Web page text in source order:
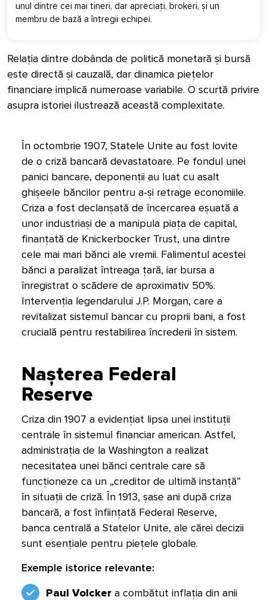
unul dintre cei mai tineri, dar apreciați, brokeri, și un
membru de bază a întregii echipei.
Relația dintre dobânda de politică monetară și bursă
este directă și cauzală, dar dinamica piețelor
financiare implică numeroase variabile. O scurtă privire
asupra istoriei ilustrează această complexitate.
În octombrie 1907, Statele Unite au fost lovite
de o criză bancară devastatoare. Pe fondul unei
panici bancare, deponenții au luat cu asalt
ghișeele băncilor pentru a-și retrage economiile.
Criza a fost declanșată de încercarea eșuată a
unor industriași de a manipula piața de capital,
finanțată de Knickerbocker Trust, una dintre
cele mai mari bănci ale vremii. Falimentul acestei
bănci a paralizat întreaga țară, iar bursa a
înregistrat o scădere de aproximativ 50%.
Intervenția legendarului J.P. Morgan, care a
revitalizat sistemul bancar cu proprii bani, a fost
crucială pentru restabilirea încrederii în sistem.
Nașterea Federal
Reserve
Criza din 1907 a evidențiat lipsa unei instituții
centrale în sistemul financiar american. Astfel,
administrația de la Washington a realizat
necesitatea unei bănci centrale care să
funcționeze ca un „creditor de ultimă instanță”
în situații de criză. În 1913, șase ani după criza
bancară, a fost înființată Federal Reserve,
banca centrală a Statelor Unite, ale cărei decizii
sunt esențiale pentru piețele globale.
Exemple istorice relevante:
Paul Volcker a combătut inflația din anii